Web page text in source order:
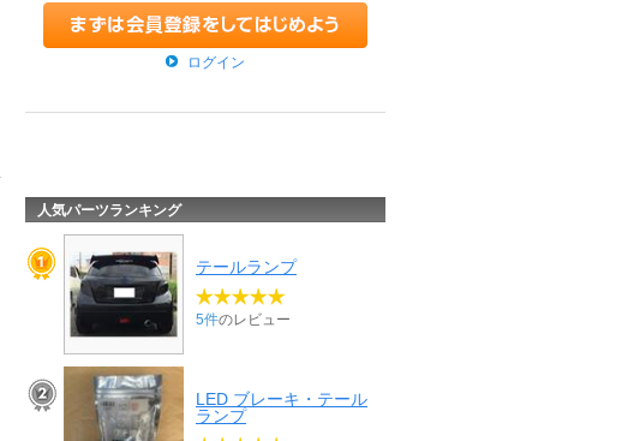
ログイン
人気パーツランキング
テールランプ
5件のレビュー
LED ブレーキ・テール
ランプ